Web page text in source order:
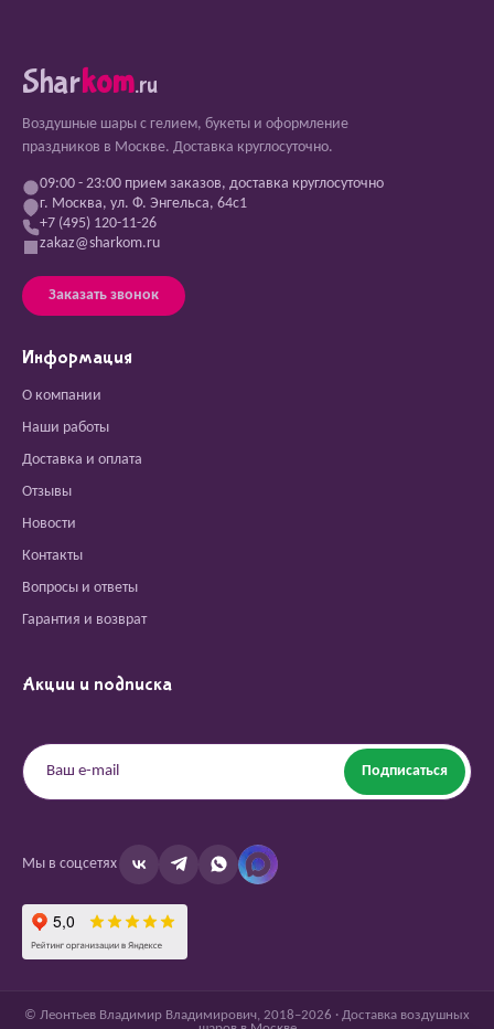
Sharkom.ru
Воздушные шары с гелием, букеты и оформление
праздников в Москве. Доставка круглосуточно.
09:00 - 23:00 прием заказов, доставка круглосуточно
г. Москва, ул. Ф. Энгельса, 64с1
+7 (495) 120-11-26
zakaz@sharkom.ru
Заказать звонок
Информация
О компании
Наши работы
Доставка и оплата
Отзывы
Новости
Контакты
Вопросы и ответы
Гарантия и возврат
Акции и подписка
Подписаться
Мы в соцсетях
© Леонтьев Владимир Владимирович, 2018–2026 · Доставка воздушных